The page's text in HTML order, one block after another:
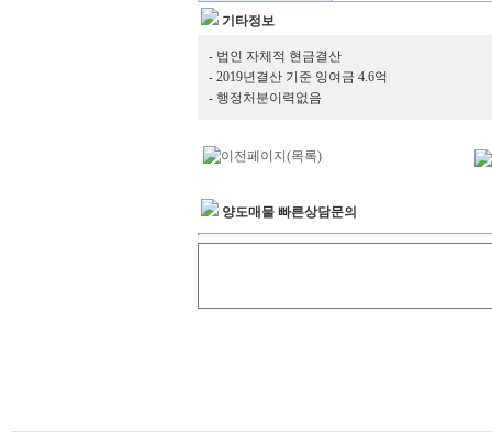
기타정보
- 법인 자체적 현금결산
- 2019년결산 기준 잉여금 4.6억
- 행정처분이력없음
양도매물 빠른상담문의